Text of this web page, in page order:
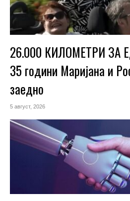
26.000 КИЛОМЕТРИ ЗА
35 години Маријана и
заедно
5 август, 2026